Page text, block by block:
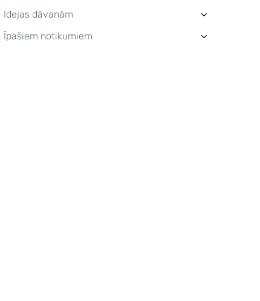
Idejas dāvanām ›
Īpašiem notikumiem ›